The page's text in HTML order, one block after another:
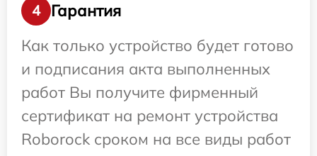
4
Гарантия
Как только устройство будет готово
и подписания акта выполненных
работ Вы получите фирменный
сертификат на ремонт устройства
Roborock сроком на все виды работ